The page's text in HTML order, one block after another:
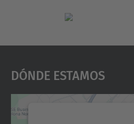
Dónde Estamos